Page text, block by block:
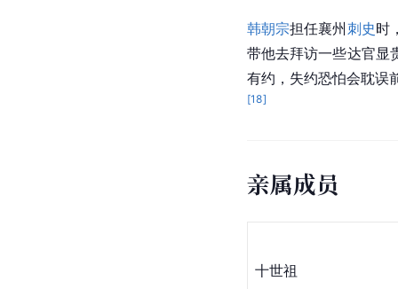
韩朝宗担任襄州 刺史时
带他去拜访一些达官显
有约，失约恐怕会耽误
[18]
亲属成员
十世祖